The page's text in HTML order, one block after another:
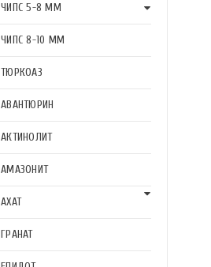
ЧИПС 5-8 ММ
ЧИПС 8-10 ММ
ТЮРКОАЗ
АВАНТЮРИН
АКТИНОЛИТ
АМАЗОНИТ
АХАТ
ГРАНАТ